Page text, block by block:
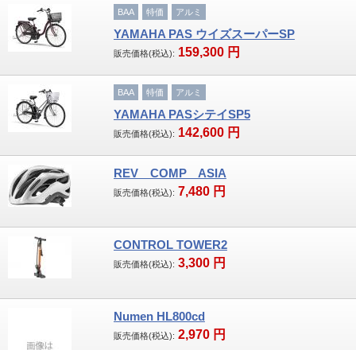
サイクルバック
グリップ・バーテープ
ペダル
タイヤ・チューブ
ケミカル製品
その他
店舗案内
取扱いメーカー一覧
お客様が投稿する！私、自転車を楽しんでい
ます。
BAA 特価 アルミ
YAMAHA PAS ウイズスーパーSP
販売価格(税込): 159,300 円
BAA 特価 アルミ
YAMAHA PASシテイSP5
販売価格(税込): 142,600 円
REV COMP ASIA
販売価格(税込): 7,480 円
CONTROL TOWER2
販売価格(税込): 3,300 円
Numen HL800cd
販売価格(税込): 2,970 円